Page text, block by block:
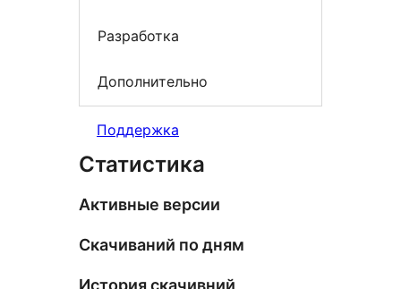
Разработка
Дополнительно
Поддержка
Статистика
Активные версии
Скачиваний по дням
История скачивний